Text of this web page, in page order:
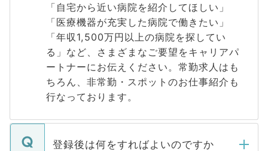
「自宅から近い病院を紹介してほしい」
「医療機器が充実した病院で働きたい」
「年収1,500万円以上の病院を探してい
る」など、さまざまなご要望をキャリアパ
ートナーにお伝えください。常勤求人はも
ちろん、非常勤・スポットのお仕事紹介も
行なっております。
登録後は何をすればよいのですか